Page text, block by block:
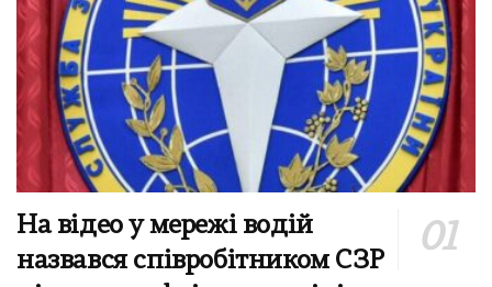
На відео у мережі водій
назвався співробітником СЗР